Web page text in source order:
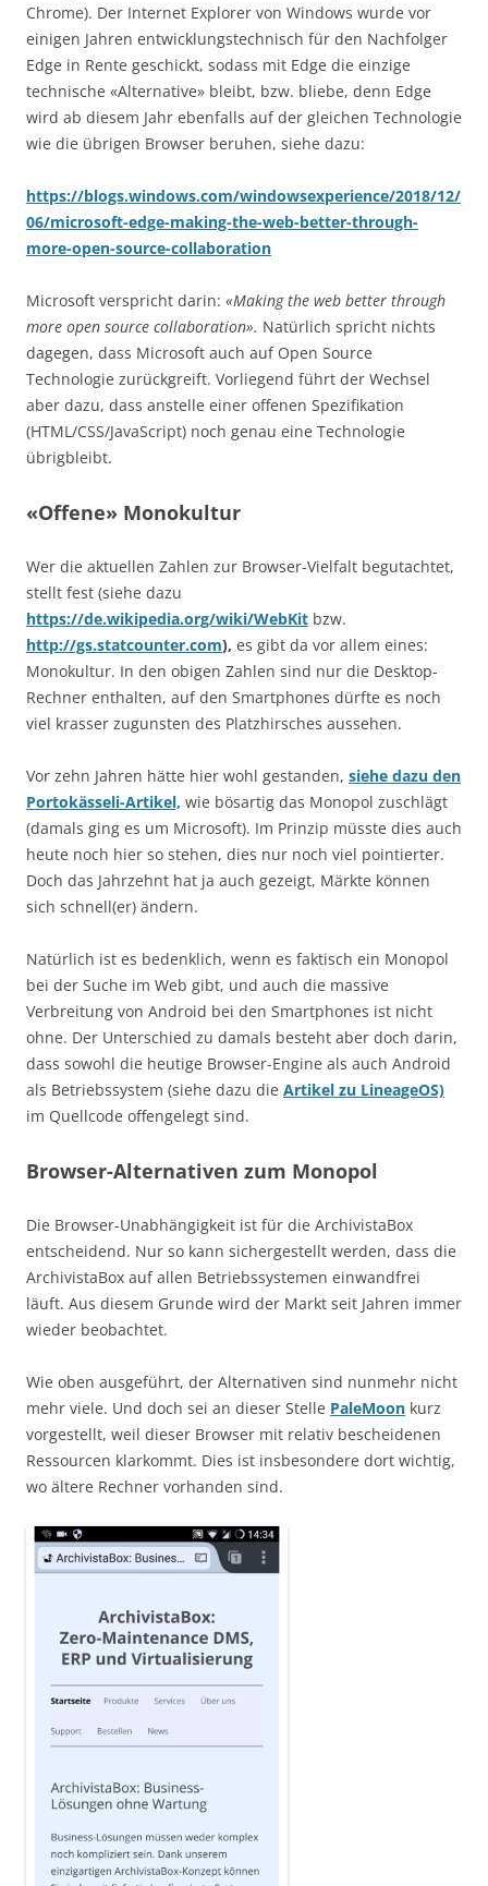
Chrome). Der Internet Explorer von Windows wurde vor
einigen Jahren entwicklungstechnisch für den Nachfolger
Edge in Rente geschickt, sodass mit Edge die einzige
technische «Alternative» bleibt, bzw. bliebe, denn Edge
wird ab diesem Jahr ebenfalls auf der gleichen Technologie
wie die übrigen Browser beruhen, siehe dazu:
https://blogs.windows.com/windowsexperience/2018/12/
06/microsoft-edge-making-the-web-better-through-
more-open-source-collaboration
Microsoft verspricht darin: «Making the web better through
more open source collaboration». Natürlich spricht nichts
dagegen, dass Microsoft auch auf Open Source
Technologie zurückgreift. Vorliegend führt der Wechsel
aber dazu, dass anstelle einer offenen Spezifikation
(HTML/CSS/JavaScript) noch genau eine Technologie
übrigbleibt.
«Offene» Monokultur
Wer die aktuellen Zahlen zur Browser-Vielfalt begutachtet,
stellt fest (siehe dazu
https://de.wikipedia.org/wiki/WebKit bzw.
http://gs.statcounter.com), es gibt da vor allem eines:
Monokultur. In den obigen Zahlen sind nur die Desktop-
Rechner enthalten, auf den Smartphones dürfte es noch
viel krasser zugunsten des Platzhirsches aussehen.
Vor zehn Jahren hätte hier wohl gestanden, siehe dazu den
Portokässeli-Artikel, wie bösartig das Monopol zuschlägt
(damals ging es um Microsoft). Im Prinzip müsste dies auch
heute noch hier so stehen, dies nur noch viel pointierter.
Doch das Jahrzehnt hat ja auch gezeigt, Märkte können
sich schnell(er) ändern.
Natürlich ist es bedenklich, wenn es faktisch ein Monopol
bei der Suche im Web gibt, und auch die massive
Verbreitung von Android bei den Smartphones ist nicht
ohne. Der Unterschied zu damals besteht aber doch darin,
dass sowohl die heutige Browser-Engine als auch Android
als Betriebssystem (siehe dazu die Artikel zu LineageOS)
im Quellcode offengelegt sind.
Browser-Alternativen zum Monopol
Die Browser-Unabhängigkeit ist für die ArchivistaBox
entscheidend. Nur so kann sichergestellt werden, dass die
ArchivistaBox auf allen Betriebssystemen einwandfrei
läuft. Aus diesem Grunde wird der Markt seit Jahren immer
wieder beobachtet.
Wie oben ausgeführt, der Alternativen sind nunmehr nicht
mehr viele. Und doch sei an dieser Stelle PaleMoon kurz
vorgestellt, weil dieser Browser mit relativ bescheidenen
Ressourcen klarkommt. Dies ist insbesondere dort wichtig,
wo ältere Rechner vorhanden sind.